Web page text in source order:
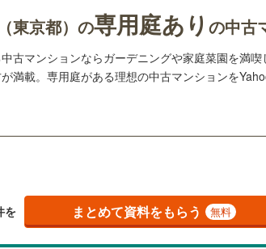
東京都）の専用庭あり の中古
古マンションならガーデニングや家庭菜園を満
満載。専用庭がある理想の中古マンションを
を まとめて資料をもらう 無料
新潟 長野
愛知 岐阜 静岡
鳥取 島根 岡
福岡 佐賀 長
台東区 (1)
荒川区 ( 3)
江戸川区(4)
大田区(9)
三鷹市(6)
横須賀線(7)
常磐線（各駅停車）(13)
秋田新幹線(1)
東京メトロ日比谷線( 6)
東京メトロ有楽町線(28)
宅配ボックスあり
トランクルーム（0 ）
駐車場空きあり（近隣を含む）
管理・管理規約
配置、向き、建ち方、日当たり
マ
閉じる
閉じる